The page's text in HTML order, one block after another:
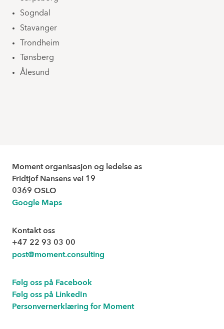
Sogndal
Stavanger
Trondheim
Tønsberg
Ålesund
Moment organisasjon og ledelse as
Fridtjof Nansens vei 19
0369 OSLO
Google Maps
Kontakt oss
+47 22 93 03 00
post@moment.consulting
Følg oss på Facebook
Følg oss på LinkedIn
Personvernerklæring for Moment